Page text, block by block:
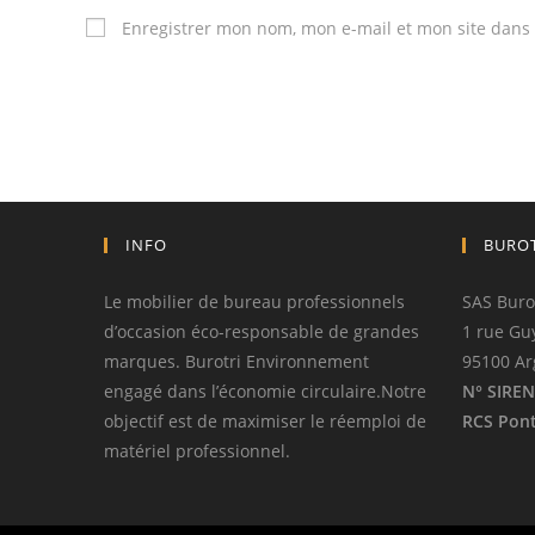
Enregistrer mon nom, mon e-mail et mon site
INFO
Le mobilier de bureau professionnels
d’occasion éco-responsable de grandes
marques. Burotri Environnement
engagé dans l’économie circulaire.Notre
objectif est de maximiser le réemploi de
matériel professionnel.
SAS
1 rue
95100
N° SIREN
RCS